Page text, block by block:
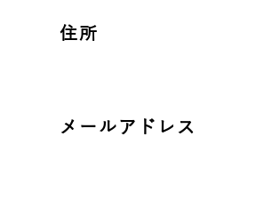
住所
メールアドレス